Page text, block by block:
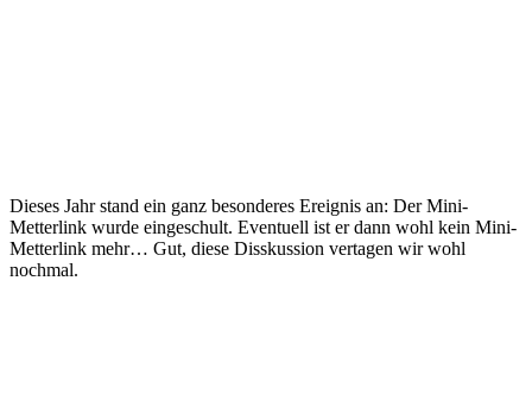
Dieses Jahr stand ein ganz besonderes Ereignis an: Der Mini-
Metterlink wurde eingeschult. Eventuell ist er dann wohl kein Mini-
Metterlink mehr… Gut, diese Disskussion vertagen wir wohl
nochmal.